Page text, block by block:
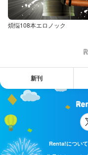
煩悩108本エロノック
新刊
Renta!について